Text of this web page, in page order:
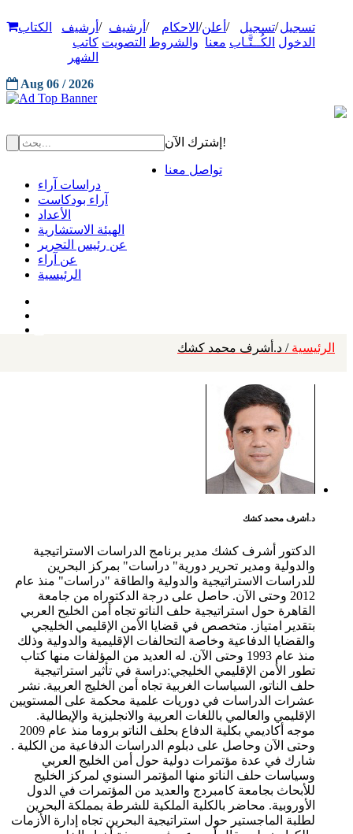
تسجيل
الدخول
/تسجيل
الكُــتَّـاب
/ أعلن
معنا
/ الاحكام
والشروط
/ أرشيف
التصويت
/ أرشيف
كاتب
الشهر
الكتاب
Aug 06 / 2026
إشترك الآن!
تواصل معنا
دراسات آراء
آراء بودكاست
الأعداد
الهيئة الاستشارية
عن رئيس التحرير
عن آراء
الرئيسية
الرئيسية / د.أشرف محمد كشك
د.أشرف محمد كشك
الدكتور أشرف كشك مدير برنامج الدراسات الاستراتيجية
والدولية ومدير تحرير دورية" دراسات" بمركز البحرين
للدراسات الاستراتيجية والدولية والطاقة "دراسات" منذ عام
2012 وحتى الآن. حاصل على درجة الدكتوراه من جامعة
القاهرة حول استراتيجية حلف الناتو تجاه أمن الخليح العربي
بتقدير امتياز. متخصص في قضايا الأمن الإقليمي الخليجي
والقضايا الدفاعية وخاصة التحالفات الإقليمية والدولية وذلك
منذ عام 1993 وحتى الآن. له العديد من المؤلفات منها كتاب
تطور الأمن الإقليمي الخليجي:دراسة في تأثير استراتيجية
حلف الناتو، السياسات الغربية تجاه أمن الخليج العربية. نشر
عشرات الدراسات في دوريات علمية محكمة على المستويين
الإقليمي والعالمي باللغات العربية والانجليزية والإيطالية.
موجه أكاديمي بكلية الدفاع بحلف الناتو بروما منذ عام 2009
وحتى الآن وحاصل على دبلوم الدراسات الدفاعية من الكلية .
شارك في عدة مؤتمرات دولية حول أمن الخليج العربي
وسياسات حلف الناتو منها المؤتمر السنوي لمركز الخليج
للأبحاث بجامعة كامبردج والعديد من المؤتمرات في الدول
الأوروبية. محاضر بالكلية الملكية للشرطة بمملكة البحرين
لطلبة الماجستير حول استراتيجية البحرين تجاه إدارة الأزمات